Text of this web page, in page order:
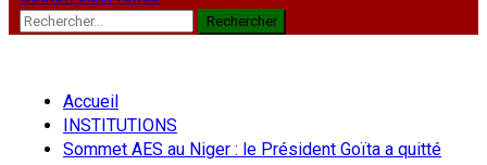
Rechercher :
Accueil
INSTITUTIONS
Sommet AES au Niger : le Président Goïta a quitté